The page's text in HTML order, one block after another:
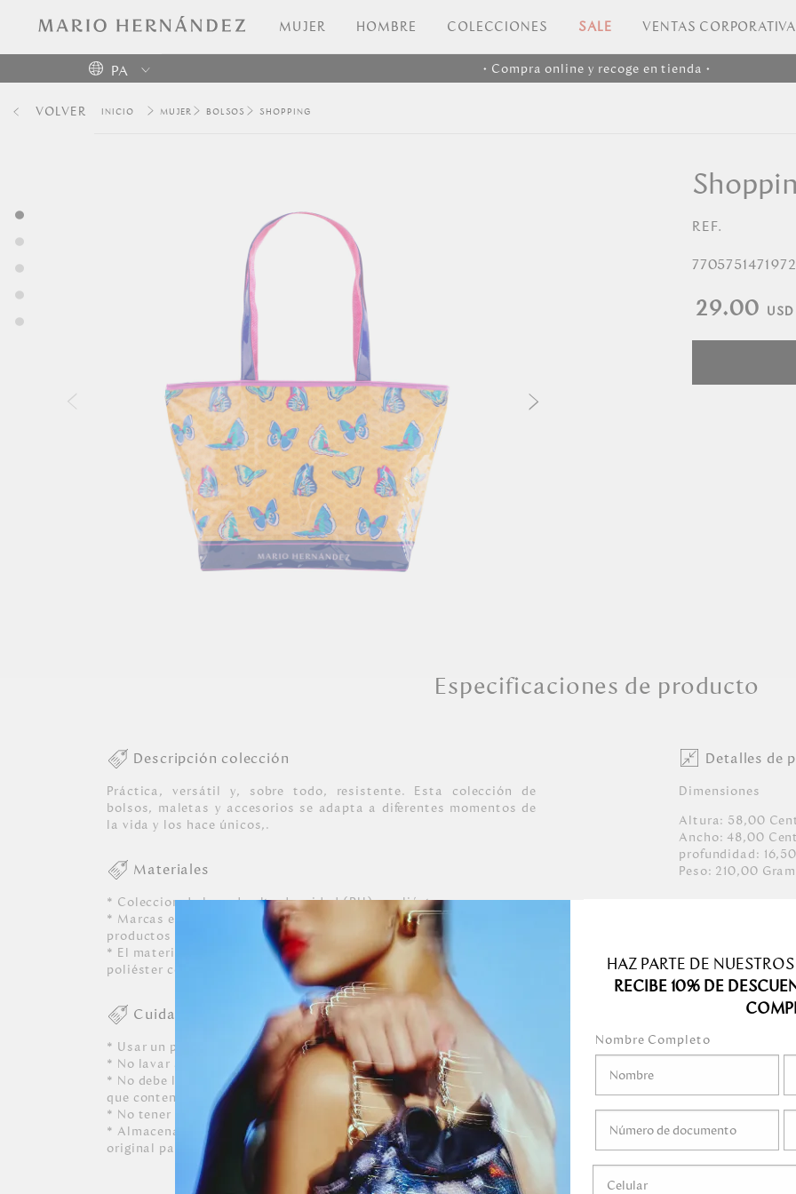
MUJER HOMBRE COLECCIONES SALE VENTAS
PA
Colombia
• Compra online y recoge en tienda •
VOLVER MUJER BOLSOS SHOPPING
REF.
7705751471972
29.00
Especificaciones de producto
Descripción colección
Práctica, versátil y, sobre todo, resistente. Esta colección de
bolsos, maletas y accesorios se adapta a diferentes momentos de
la vida y los hace únicos,.
Materiales
* Coleccion de lona de alta densidad (PU) y poliéster.
* Marcas en goma (plastisol) con la marca MH para todos los
productos exepto el shopping christmas.
* El material de los modelos que llevan forro su material es 100%
poliéster con recubrimiento impermeable.
Cuidados
* Usar un paño blanco limpio ligeramente húmedo.
* No lavar a máquina, ni usar detergentes. No mojar.
* No debe limpiarse, ni dejarle caer perfumes, gel ni ningún líquido
que contenga alcohol o solvente.
* No tener contacto con tinta de bolígrafos, ni marcadores.
* Almacenar siempre en lugares ventilados y guardar en el empaque
original para conservar su forma.
Detalles de
Dimensiones
Altura: 58,00
Ancho: 48,00
profundidad: 16,50
Peso: 210,00
HAZ PARTE DE
RECIBE 10% DE
Nombre Completo